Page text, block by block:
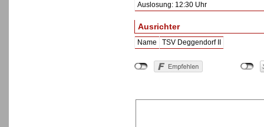
Auslosung: 12:30 Uhr
Ausrichter
Name TSV Deggendorf II